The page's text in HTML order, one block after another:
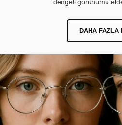
dengeli görünümü
DAHA FAZLA